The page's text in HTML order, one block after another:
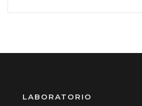
LABORATORIO